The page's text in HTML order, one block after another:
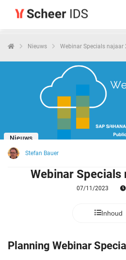
Nieuws Webinar Specials najaar
Nieuws
Stefan Bauer
Webinar Specials
07/11/2023
Inhoud
Planning Webinar